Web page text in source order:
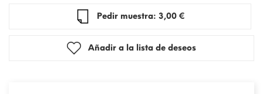
Pedir muestra: 3,00 €
Añadir a la lista de deseos